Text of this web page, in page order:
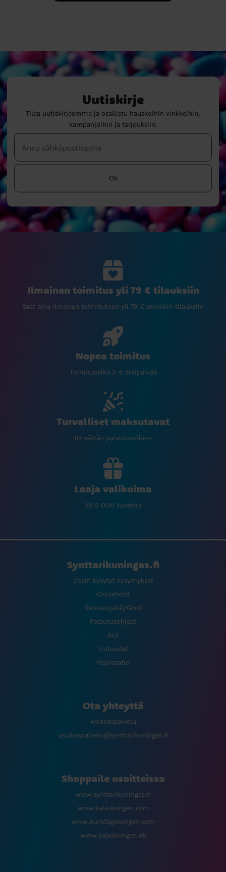
Uutiskirje
Tilaa uutiskirjeemme ja osallistu hauskoihin vinkkeihin,
kampanjoihin ja tarjouksiin.
Ok
Ilmainen toimitus yli 79 € tilauksiin
Saat aina ilmaisen toimituksen yli 79 € arvoisiin tilauksiin
Nopea toimitus
Toimitusaika 3-6 arkipäivää
Turvalliset maksutavat
30 päivän palautusoikeus
Laaja valikoima
Yli 9 000 tuotetta
Synttarikuningas.fi
Usein kysytyt kysymykset
Ostoehdot
Tietosuojakäytäntö
Palautusohjeet
ALE
Uutuudet
Inspiraatio
Ota yhteyttä
Asiakaspalvelu
asiakaspalvelu@synttarikuningas.fi
Shoppaile osoitteissa
www.synttarikuningas.fi
www.kalaskungen.com
www.bursdagskongen.com
www.kalaskongen.dk